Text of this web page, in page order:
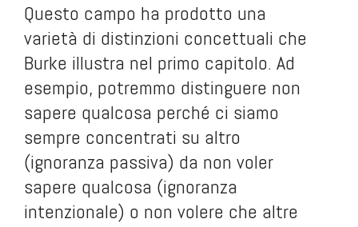
Questo campo ha prodotto una
varietà di distinzioni concettuali che
Burke illustra nel primo capitolo. Ad
esempio, potremmo distinguere non
sapere qualcosa perché ci siamo
sempre concentrati su altro
(ignoranza passiva) da non voler
sapere qualcosa (ignoranza
intenzionale) o non volere che altre